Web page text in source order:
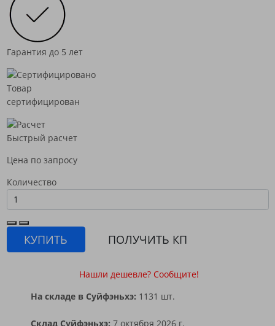
Гарантия до 5 лет
Товар
сертифицирован
Быстрый расчет
Цена по запросу
Количество
КУПИТЬ ПОЛУЧИТЬ КП
Нашли дешевле? Сообщите!
На складе в Суйфэньхэ: 1131 шт.
Склад Суйфэньхэ: 7 октября 2026 г.